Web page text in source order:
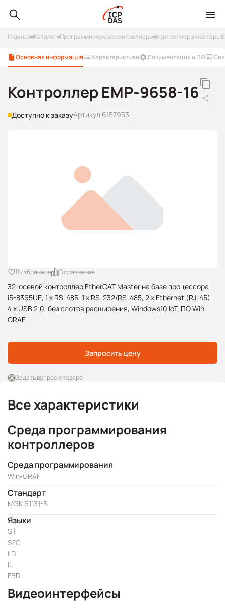
Главная Каталог Программируемые контроллеры Контроллеры мастера
Основная информация Характеристики Документация и ПО
Контроллер EMP-9658-16
Доступно к заказуАртикул 6157953
32-осевой контроллер EtherCAT Master на базе процессора
i5-8365UE, 1 x RS-485, 1 x RS-232/RS-485, 2 x Ethernet (RJ-45),
4 x USB 2.0, без слотов расширения, Windows10 IoT, ПО Win-
GRAF
В избранное В сравнение
Запросить цену
Задать вопрос о товаре
Все характеристики
Среда программирования
контроллеров
Среда программирования
Win-GRAF
Стандарт
МЭК 61131-3
Языки
ST
SFC
LD
IL
FBD
Видеоинтерфейсы